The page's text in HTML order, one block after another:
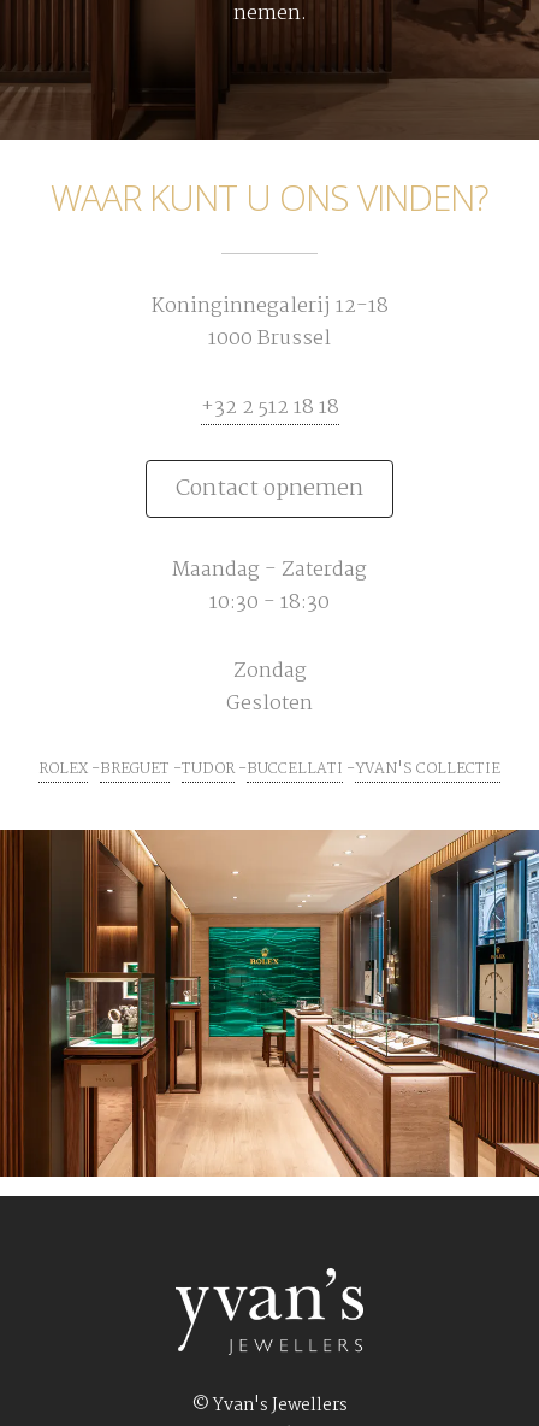
nemen.
WAAR KUNT U ONS VINDEN?
Koninginnegalerij 12-18
1000 Brussel
+32 2 512 18 18
Contact opnemen
Maandag - Zaterdag
10:30 - 18:30
Zondag
Gesloten
ROLEX BREGUET TUDOR BUCCELLATI YVAN'S COLLECTIE
© Yvan's Jewellers